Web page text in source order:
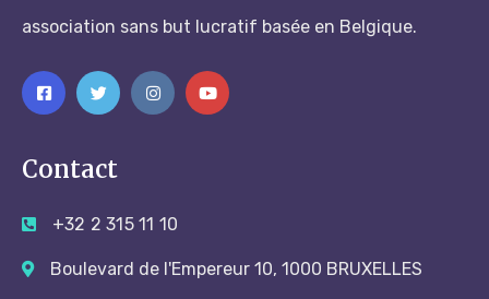
association sans but lucratif basée en Belgique.
Contact
+32 2 315 11 10
Boulevard de l'Empereur 10, 1000 BRUXELLES